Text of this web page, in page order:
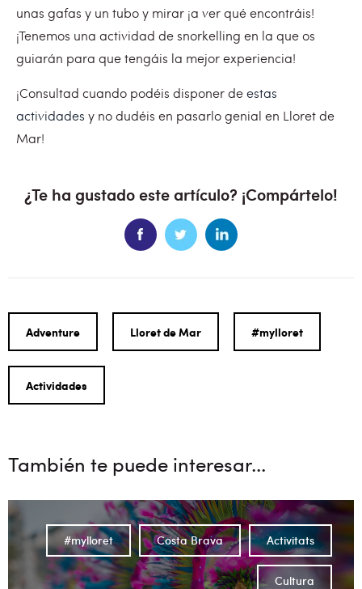
unas gafas y un tubo y mirar ¡a ver qué encontráis!
¡Tenemos una actividad de snorkelling en la que os
guiarán para que tengáis la mejor experiencia!
¡Consultad cuando podéis disponer deestas
actividades y no dudéis en pasarlo genial en Lloret de
Mar!
¿Te ha gustado este artículo? ¡Compártelo!
Adventure Lloret de Mar #mylloret
Actividades
También te puede interesar...
Activitats
Costa Brava
#mylloret
Cultura